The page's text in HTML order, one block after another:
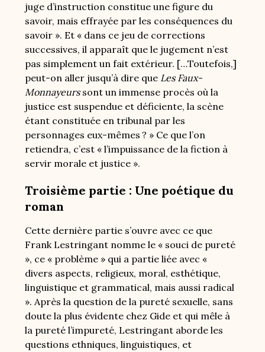
juge d’instruction constitue une figure du
savoir, mais effrayée par les conséquences du
savoir ». Et « dans ce jeu de corrections
successives, il apparaît que le jugement n’est
pas simplement un fait extérieur. […Toutefois,]
peut-on aller jusqu’à dire que Les Faux-
Monnayeurssont un immense procès où la
justice est suspendue et déficiente, la scène
étant constituée en tribunal par les
personnages eux-mêmes ? » Ce que l’on
retiendra, c’est « l’impuissance de la fiction à
servir morale et justice ».
Troisième partie : Une poétique du
roman
Cette dernière partie s’ouvre avec ce que
Frank Lestringant nomme le « souci de pureté
», ce « problème » qui a partie liée avec «
divers aspects, religieux, moral, esthétique,
linguistique et grammatical, mais aussi radical
». Après la question de la pureté sexuelle, sans
doute la plus évidente chez Gide et qui mêle à
la pureté l’impureté, Lestringant aborde les
questions ethniques, linguistiques, et